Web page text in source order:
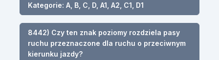
Kategorie: A, B, C, D, A1, A2, C1, D1
8442) Czy ten znak poziomy rozdziela pasy
ruchu przeznaczone dla ruchu o przeciwnym
kierunku jazdy?